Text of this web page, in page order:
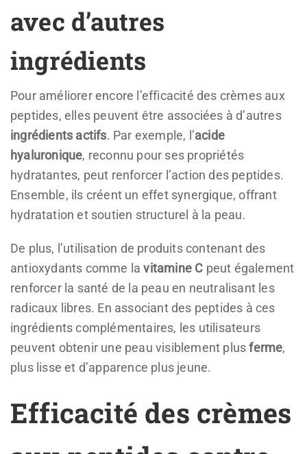
avec d’autres
ingrédients
Pour améliorer encore l’efficacité des crèmes aux
peptides, elles peuvent être associées à d’autres
ingrédients actifs. Par exemple, l’acide
hyaluronique, reconnu pour ses propriétés
hydratantes, peut renforcer l’action des peptides.
Ensemble, ils créent un effet synergique, offrant
hydratation et soutien structurel à la peau.
De plus, l’utilisation de produits contenant des
antioxydants comme lavitamine C peut également
renforcer la santé de la peau en neutralisant les
radicaux libres. En associant des peptides à ces
ingrédients complémentaires, les utilisateurs
peuvent obtenir une peau visiblement plusferme,
plus lisse et d’apparence plus jeune.
Efficacité des crèmes